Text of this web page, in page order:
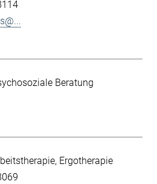
Beratung
Ergotherapie